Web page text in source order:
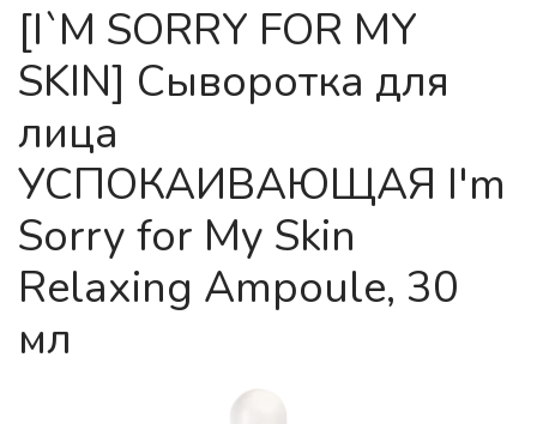
[I`M SORRY FOR MY
SKIN] Сыворотка для
лица
УСПОКАИВАЮЩАЯ I'm
Sorry for My Skin
Relaxing Ampoule, 30
мл